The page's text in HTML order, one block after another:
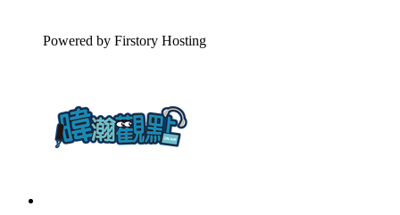
Powered by Firstory Hosting